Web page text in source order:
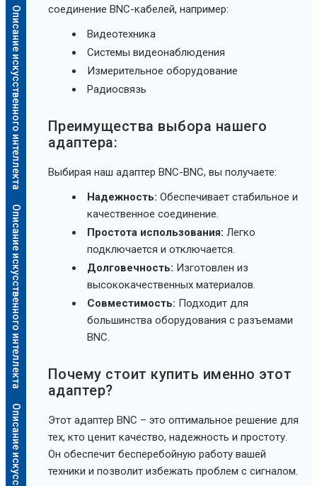
Описание искусственного интеллекта
Описание искусственного интеллекта
соединение BNC-кабелей, например:
Видеотехника
Системы видеонаблюдения
Измерительное оборудование
Радиосвязь
Преимущества выбора нашего
адаптера:
Выбирая наш адаптер BNC-BNC, вы получаете:
Надежность: Обеспечивает стабильное и
качественное соединение.
Простота использования: Легко
подключается и отключается.
Долговечность: Изготовлен из
высококачественных материалов.
Совместимость: Подходит для
большинства оборудования с разъемами
BNC.
Почему стоит купить именно этот
адаптер?
Этот адаптер BNC – это оптимальное решение для
тех, кто ценит качество, надежность и простоту.
Он обеспечит бесперебойную работу вашей
техники и позволит избежать проблем с сигналом.